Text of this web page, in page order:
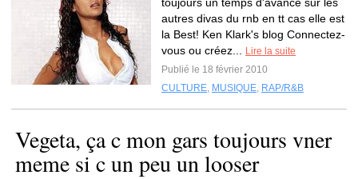
autres divas du rnb en tt cas elle est
la Best! Ken Klark's blog Connectez-
vous ou créez...
Lire la suite
Publié le 18 février 2010
CULTURE, MUSIQUE, RAP/R&B
Vegeta, ça c mon gars toujours vner
meme si c un peu un looser